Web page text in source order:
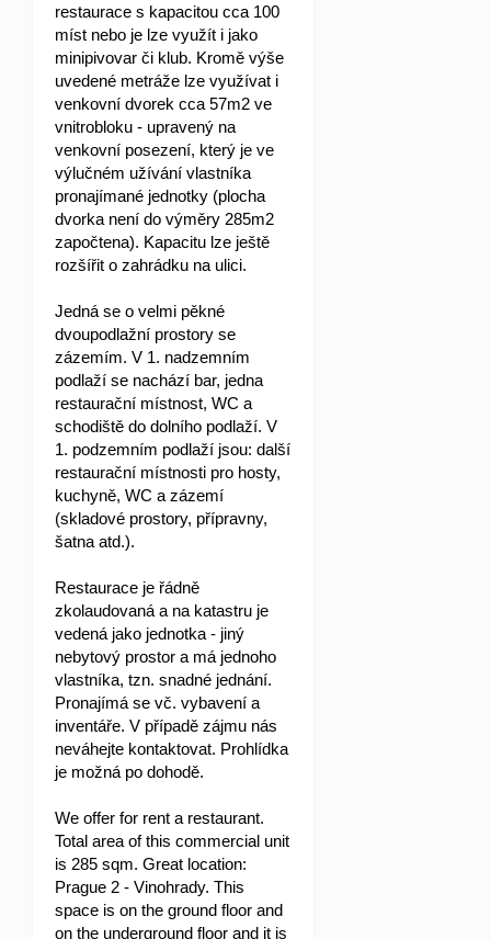
restaurace s kapacitou cca 100
míst nebo je lze využít i jako
minipivovar či klub. Kromě výše
uvedené metráže lze využívat i
venkovní dvorek cca 57m2 ve
vnitrobloku - upravený na
venkovní posezení, který je ve
výlučném užívání vlastníka
pronajímané jednotky (plocha
dvorka není do výměry 285m2
započtena). Kapacitu lze ještě
rozšířit o zahrádku na ulici.
Jedná se o velmi pěkné
dvoupodlažní prostory se
zázemím. V 1. nadzemním
podlaží se nachází bar, jedna
restaurační místnost, WC a
schodiště do dolního podlaží. V
1. podzemním podlaží jsou: další
restaurační místnosti pro hosty,
kuchyně, WC a zázemí
(skladové prostory, přípravny,
šatna atd.).
Restaurace je řádně
zkolaudovaná a na katastru je
vedená jako jednotka - jiný
nebytový prostor a má jednoho
vlastníka, tzn. snadné jednání.
Pronajímá se vč. vybavení a
inventáře. V případě zájmu nás
neváhejte kontaktovat. Prohlídka
je možná po dohodě.
We offer for rent a restaurant.
Total area of this commercial unit
is ​​285 sqm. Great location:
Prague 2 - Vinohrady. This
space is on the ground floor and
on the underground floor and it is